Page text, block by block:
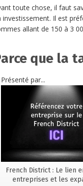
toute chose, il faut
investissement. Il est
allant de 150 à 3
que la
Présenté par...
French District : Le lien
entreprises et les